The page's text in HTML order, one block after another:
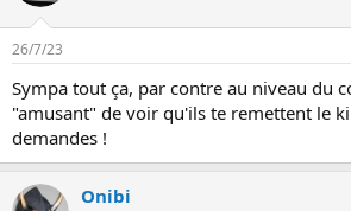
26/7/23
Sympa tout ça, par contre au niveau du
"amusant" de voir qu'ils te remettent le
demandes !
Onibi